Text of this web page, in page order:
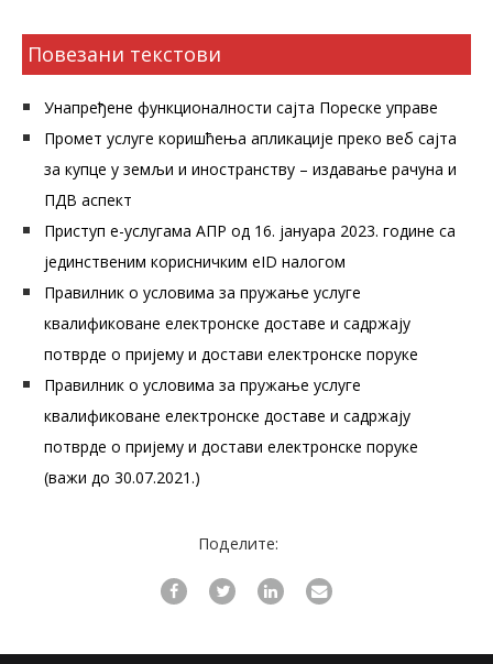
Повезани текстови
Унапређене функционалности сајта Пореске управе
Промет услуге коришћења апликације преко веб сајта
за купце у земљи и иностранству – издавање рачуна и
ПДВ аспект
Приступ е-услугама АПР од 16. јануара 2023. године са
јединственим корисничким eID налогом
Правилник о условима за пружање услуге
квалификоване електронске доставе и садржају
потврде о пријему и достави електронске поруке
Правилник о условима за пружање услуге
квалификоване електронске доставе и садржају
потврде о пријему и достави електронске поруке
(важи до 30.07.2021.)
Поделите: